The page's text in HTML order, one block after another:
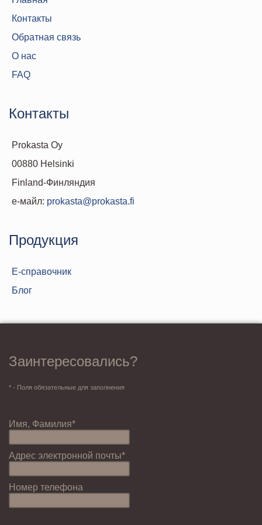
Контакты
Обратная связь
О нас
FAQ
Контакты
Prokasta Oy
00880 Helsinki
Finland-Финляндия
е-майл: prokasta@prokasta.fi
Продукция
Е-справочник
Блог
Заинтересовались?
* - Поля обязательные для заполнения
Имя, Фамилия*
Адрес электронной почты*
Номер телефона